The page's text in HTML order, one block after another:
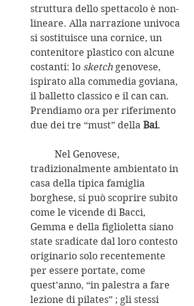
struttura dello spettacolo è non-
lineare. Alla narrazione univoca
si sostituisce una cornice, un
contenitore plastico con alcune
costanti: lo sketch genovese,
ispirato alla commedia goviana,
il balletto classico e il can can.
Prendiamo ora per riferimento
due dei tre “must” della Bai.
tradizionalmente ambientato in
casa della tipica famiglia
borghese, si può scoprire subito
come le vicende di Bacci,
Gemma e della figlioletta siano
state sradicate dal loro contesto
originario solo recentemente
per essere portate, come
quest’anno, “in palestra a fare
lezione di pilates” ; gli stessi